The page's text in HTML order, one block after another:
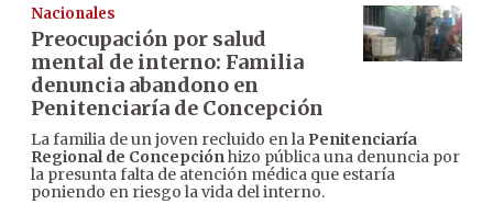
Nacionales
Preocupación por salud
mental de interno: Familia
denuncia abandono en
Penitenciaría de Concepción
La familia de un joven recluido en la Penitenciaría
Regional de Concepciónhizo pública una denuncia por
la presunta falta de atención médica que estaría
poniendo en riesgo la vida del interno.